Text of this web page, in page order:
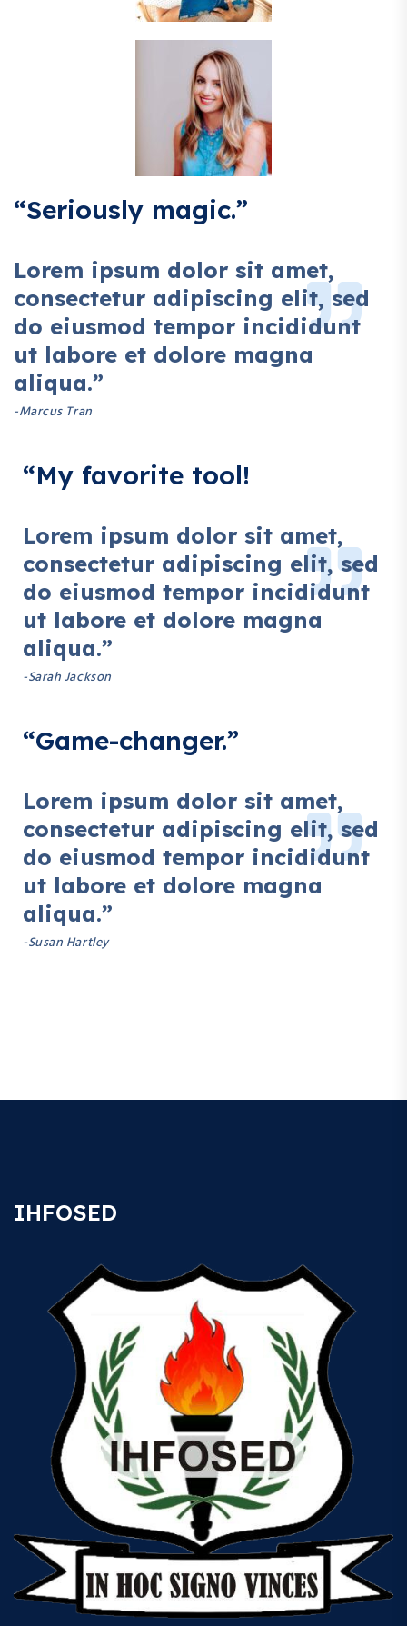
“Seriously magic.”
Lorem ipsum dolor sit amet,
consectetur adipiscing elit, sed
do eiusmod tempor incididunt
ut labore et dolore magna
aliqua.”
-Marcus Tran
“My favorite tool!
Lorem ipsum dolor sit amet,
consectetur adipiscing elit, sed
do eiusmod tempor incididunt
ut labore et dolore magna
aliqua.”
-Sarah Jackson
“Game-changer.”
Lorem ipsum dolor sit amet,
consectetur adipiscing elit, sed
do eiusmod tempor incididunt
ut labore et dolore magna
aliqua.”
-Susan Hartley
IHFOSED